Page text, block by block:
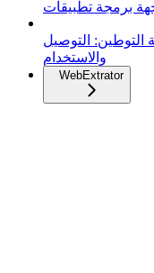
التوطين: التوصيل
والاستخدام
WebExtrator